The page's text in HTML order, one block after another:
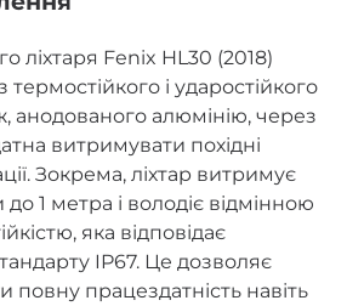
ліхтаря Fenix HL30 (2018)
термостійкого і ударостійкого
анодованого алюмінію, через
витримувати похідні
Зокрема, ліхтар витримує
1 метра і володіє відмінною
яка відповідає
IP67. Це дозволяє
повну працездатність навіть